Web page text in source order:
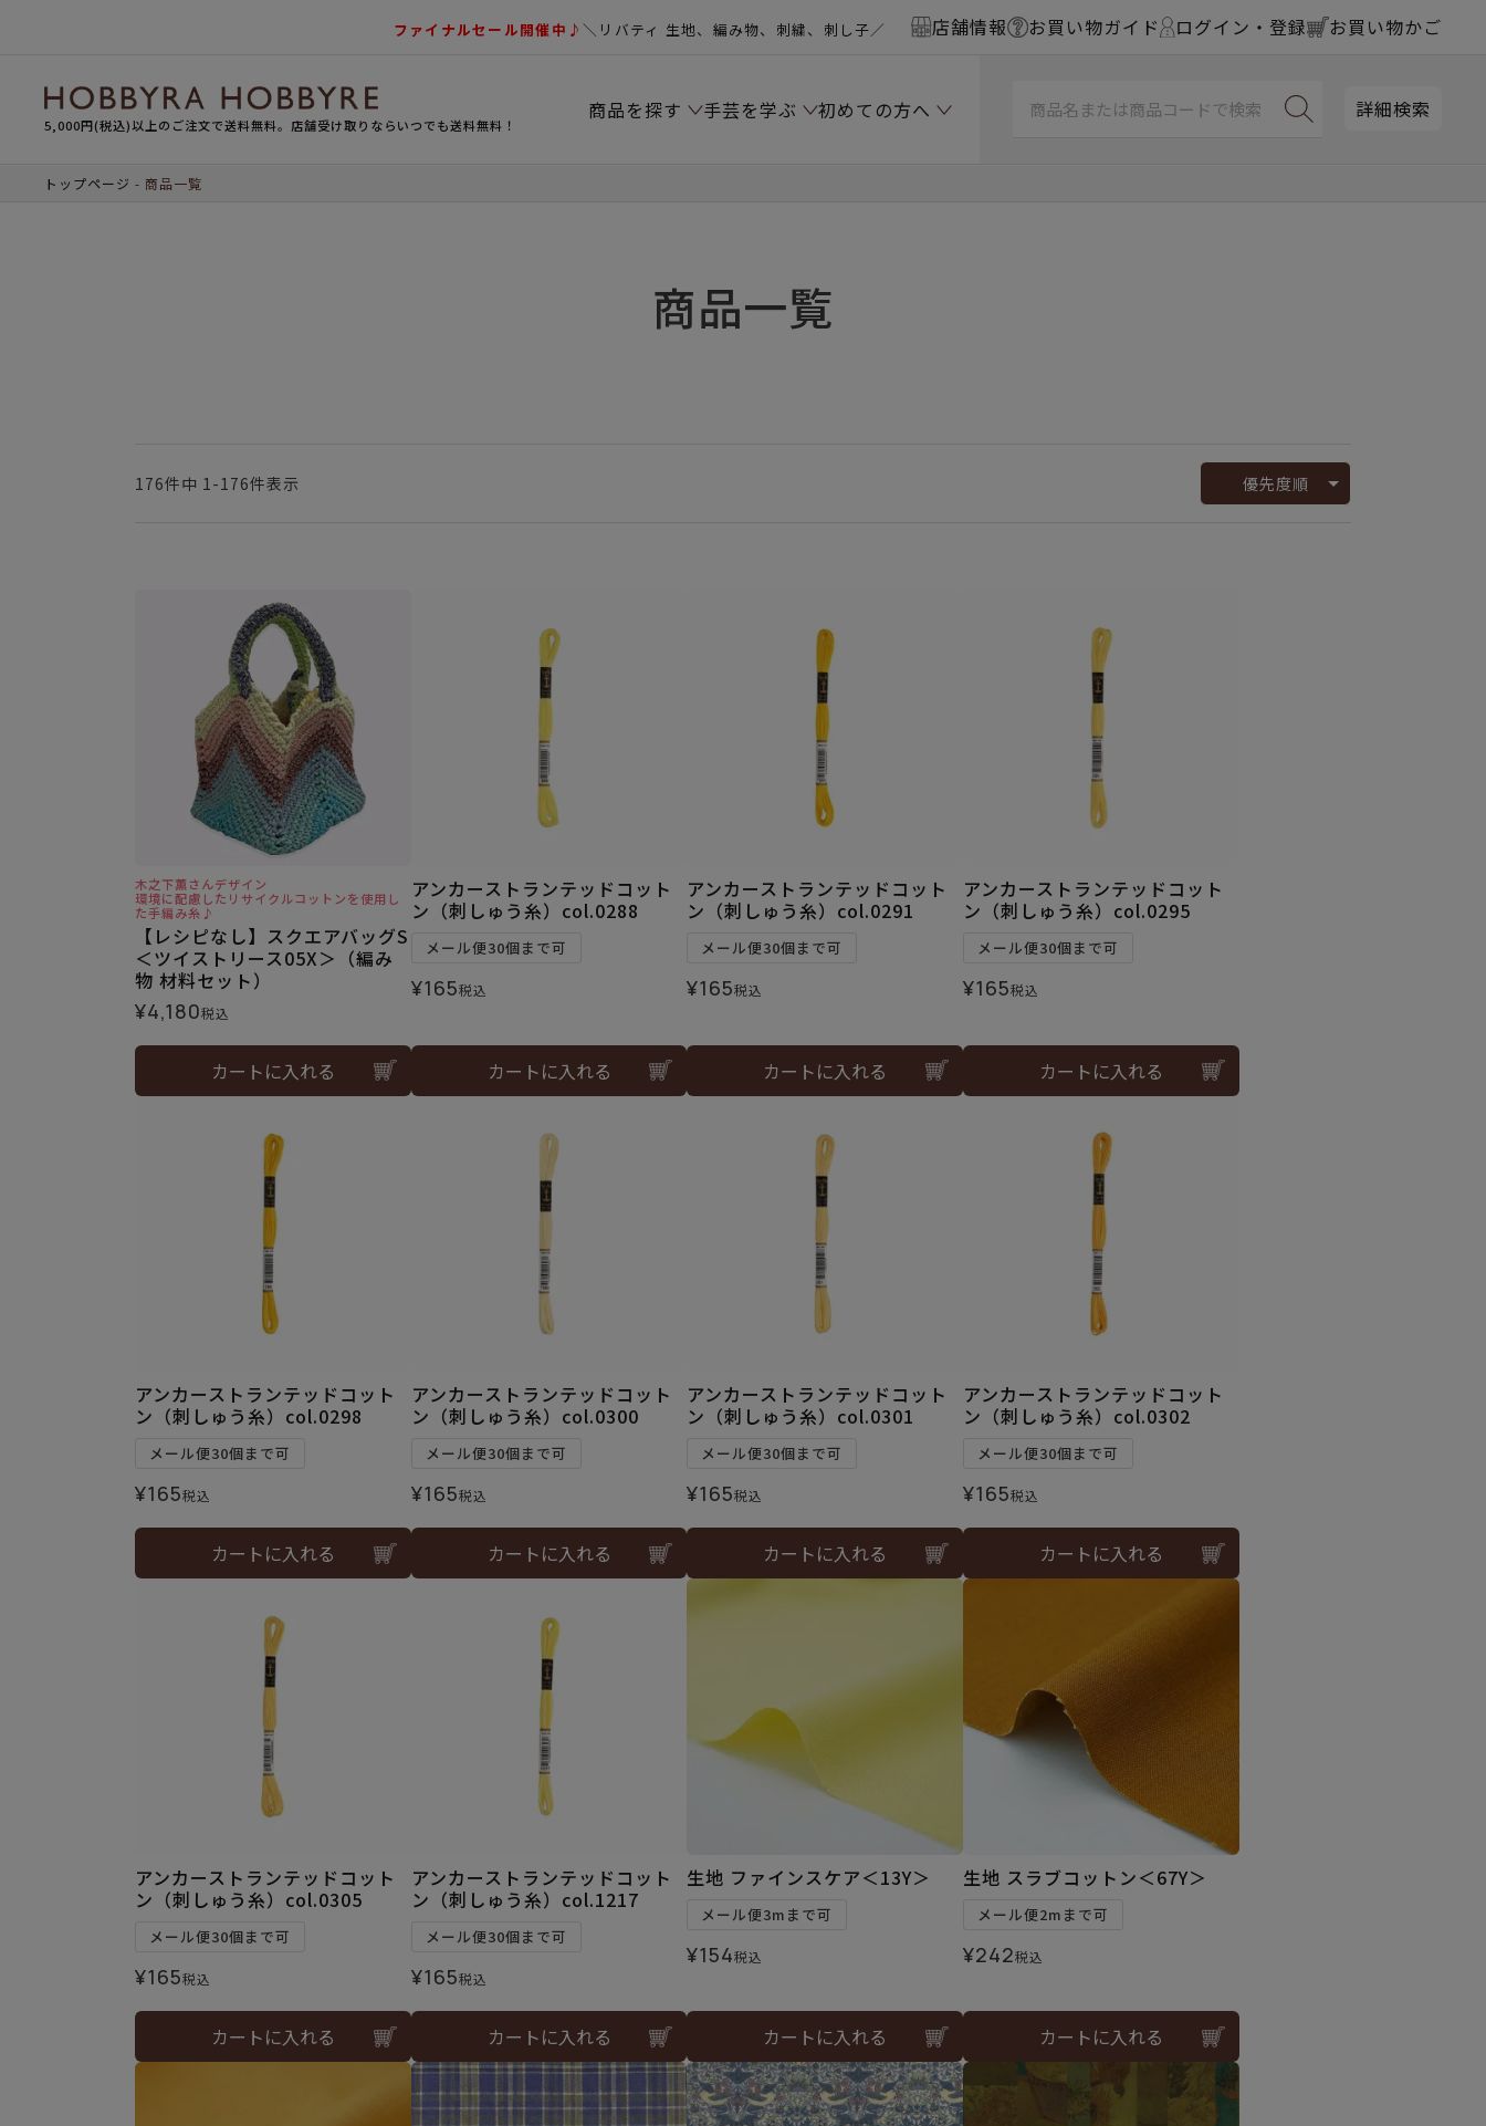
ファイナルセール開催中♪＼リバティ 生地、編み物、刺繍、刺し子／ 店舗情報 お買い物ガイド ログイン・登録 お買い物かご
5,000円(税込)以上のご注文で送料無料。店舗受け取りならいつでも送料無料！
商品を探す 手芸を学ぶ 初めての方へ 詳細検索
トップページ 商品一覧
商品一覧
優先度順
176件中 1 -176件表示
木之下薫さんデザイン
環境に配慮したリサイクルコットンを使用し
た手編み糸♪
【レシピなし】スクエアバッグS
＜ツイストリース05X＞（編み
物 材料セット）
¥4,180税込
カートに入れる
アンカーストランテッドコット
ン（刺しゅう糸）col.0288
メール便30個まで可
¥165税込
カートに入れる
アンカーストランテッドコット
ン（刺しゅう糸）col.0291
メール便30個まで可
¥165税込
カートに入れる
アンカーストランテッドコット
ン（刺しゅう糸）col.0295
メール便30個まで可
¥165税込
カートに入れる
アンカーストランテッドコット
ン（刺しゅう糸）col.0298
メール便30個まで可
¥165税込
カートに入れる
アンカーストランテッドコット
ン（刺しゅう糸）col.0300
メール便30個まで可
¥165税込
カートに入れる
アンカーストランテッドコット
ン（刺しゅう糸）col.0301
メール便30個まで可
¥165税込
カートに入れる
アンカーストランテッドコット
ン（刺しゅう糸）col.0302
メール便30個まで可
¥165税込
カートに入れる
アンカーストランテッドコット
ン（刺しゅう糸）col.0305
メール便30個まで可
¥165税込
カートに入れる
アンカーストランテッドコット
ン（刺しゅう糸）col.1217
メール便30個まで可
¥165税込
カートに入れる
生地 ファインスケア＜13Y＞
メール便3mまで可
¥154税込
カートに入れる
生地 スラブコットン＜67Y＞
メール便2mまで可
¥242税込
カートに入れる